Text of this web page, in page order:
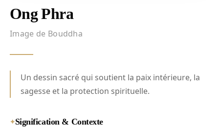
Ong Phra
Image de Bouddha
Un dessin sacré qui soutient la paix intérieure, la
sagesse et la protection spirituelle.
✦Signification & Contexte